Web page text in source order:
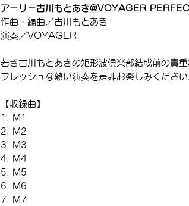
アーリー古川もとあき@VOYAGER
作曲・編曲／古川もとあき
演奏／VOYAGER
若き古川もとあきの矩形波倶楽部結成前の貴重
フレッシュな熱い演奏を是非お楽しみください
【収録曲】
M1
M2
M3
M4
M5
M6
M7